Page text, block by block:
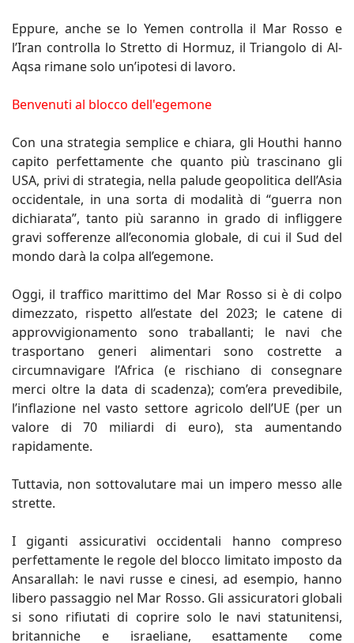
Eppure, anche se lo Yemen controlla il Mar Rosso e
l’Iran controlla lo Stretto di Hormuz, il Triangolo di Al-
Aqsa rimane solo un’ipotesi di lavoro.
Benvenuti al blocco dell'egemone
Con una strategia semplice e chiara, gli Houthi hanno
capito perfettamente che quanto più trascinano gli
USA, privi di strategia, nella palude geopolitica dell’Asia
occidentale, in una sorta di modalità di “guerra non
dichiarata”, tanto più saranno in grado di infliggere
gravi sofferenze all’economia globale, di cui il Sud del
mondo darà la colpa all’egemone.
Oggi, il traffico marittimo del Mar Rosso si è di colpo
dimezzato, rispetto all’estate del 2023; le catene di
approvvigionamento sono traballanti; le navi che
trasportano generi alimentari sono costrette a
circumnavigare l’Africa (e rischiano di consegnare
merci oltre la data di scadenza); com’era prevedibile,
l’inflazione nel vasto settore agricolo dell’UE (per un
valore di 70 miliardi di euro), sta aumentando
rapidamente.
Tuttavia, non sottovalutare mai un impero messo alle
strette.
I giganti assicurativi occidentali hanno compreso
perfettamente le regole del blocco limitato imposto da
Ansarallah: le navi russe e cinesi, ad esempio, hanno
libero passaggio nel Mar Rosso. Gli assicuratori globali
si sono rifiutati di coprire solo le navi statunitensi,
britanniche e israeliane, esattamente come